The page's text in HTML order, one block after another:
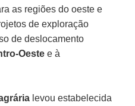
as regiões do oeste e
de exploração
de deslocamento
Oeste e à
levou estabelecida